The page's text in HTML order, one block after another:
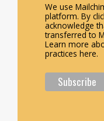
We use
platform. By
acknowledge
transferred to
Learn more
practices here.